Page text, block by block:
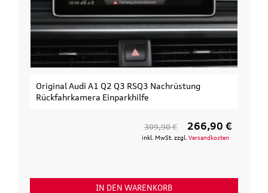
Original Audi A1 Q2 Q3 RSQ3 Nachrüstung
Rückfahrkamera Einparkhilfe
309,90 € 266,90 €
inkl. MwSt. zzgl. Versandkosten
IN DEN WARENKORB